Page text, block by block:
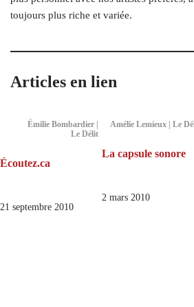
toujours plus riche et variée.
Articles en lien
Émilie Bombardier |
Le Délit
Écoutez.ca
21 septembre 2010
Amélie Lemieux | Le
La capsule sonore
2 mars 2010